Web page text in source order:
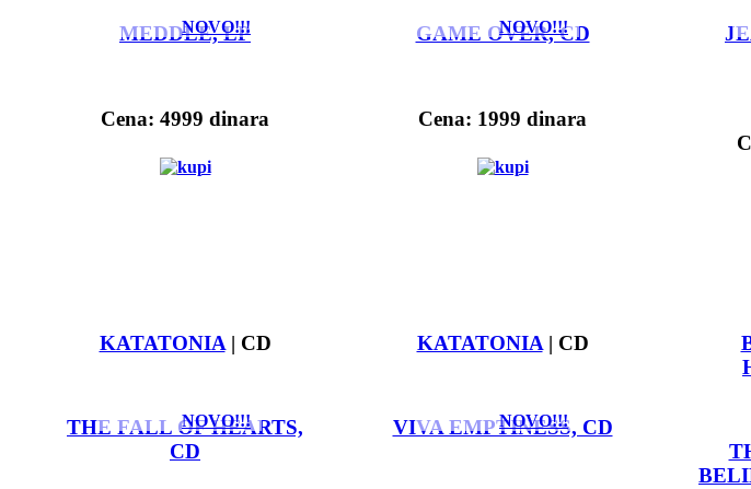
NOVO!!!
MEDDLE, LP
Cena: 4999 dinara
NOVO!!!
GAME OVER, CD
Cena: 1999 dinara
NOVO!!!
KATATONIA| CD
THE FALL OF HEARTS,
CD
NOVO!!!
KATATONIA| CD
VIVA EMPTINESS, CD